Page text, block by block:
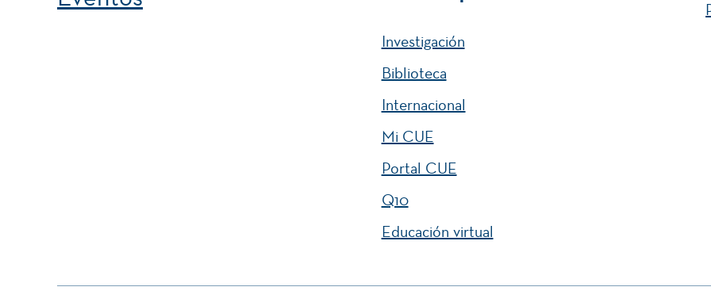
Investigación
Biblioteca
Internacional
Mi CUE
Portal CUE
Q10
Educación virtual